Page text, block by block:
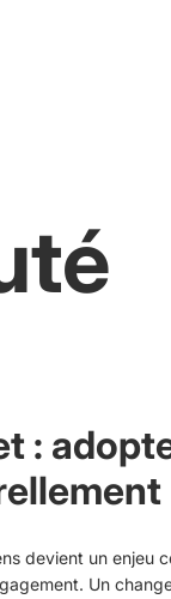
:
devient un enjeu
Un